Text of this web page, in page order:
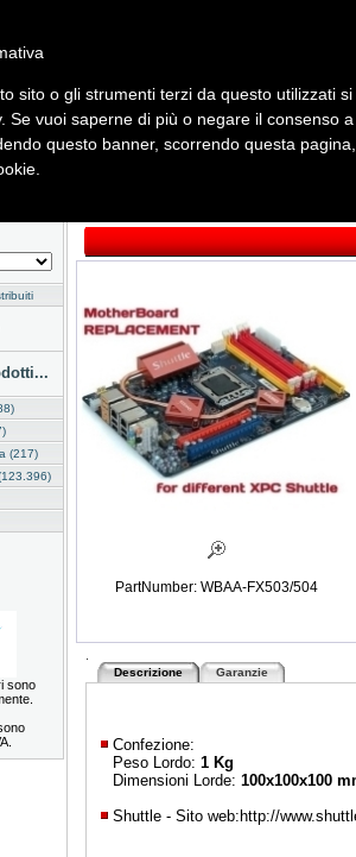
Marchi Dati Cliente Servizi Company
Fotografia Telefonia Audio Video
(217)
sono
PartNumber: WBAA-FX503/504
Descrizione Garanzie
Confezione:
Peso Lordo: 1 Kg
Dimensioni Lorde:100x100x100
Shuttle - Sito web: http://
sito o gli strumenti terzi da questo utilizzati
Se vuoi saperne di più o negare il consenso
questo banner, scorrendo questa